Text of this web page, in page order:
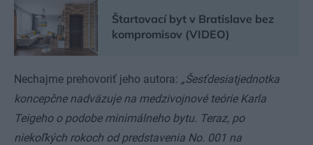
Štartovací byt v Bratislave bez
kompromisov (VIDEO)
Nechajme prehovoriť jeho autora: „Šesťdesiatjednotka
koncepčne nadväzuje na medzivojnové teórie Karla
Teigeho o podobe minimálneho bytu. Teraz, po
niekoľkých rokoch od predstavenia No. 001 na